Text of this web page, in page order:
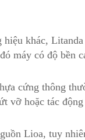
hiệu khác,
máy có độ bền
cứng thông
vỡ hoặc tác
Lioa, tuy